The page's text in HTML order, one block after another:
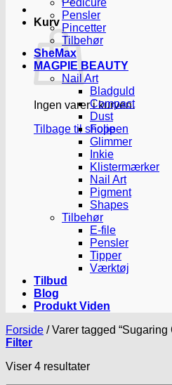
Kurv
Ingen varer i kurven.
Tilbage til shoppen
Pedicure
Pensler
Pincetter
Tilbehør
SheMax
MAGPIE BEAUTY
Nail Art
Bladguld
Compact
Dust
Folie
Glimmer
Inkie
Klistermærker
Nail Art
Pigment
Shapes
Tilbehør
E-file
Pensler
Tipper
Værktøj
Tilbud
Blog
Produkt Viden
Forside /Varer tagged “Sugaring
Filter
Viser 4 resultater